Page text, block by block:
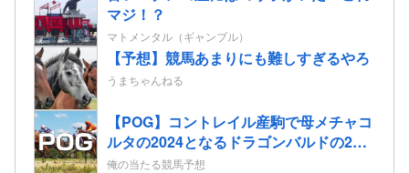
マジ！？
マトメンタル（ギャンブル）
【予想】競馬あまりにも難しすぎるやろ
うまちゃんねる
【POG】コントレイル産駒で母メチャコ
ルタの2024となるドラゴンバルドの2歳
情報
俺の当たる競馬予想